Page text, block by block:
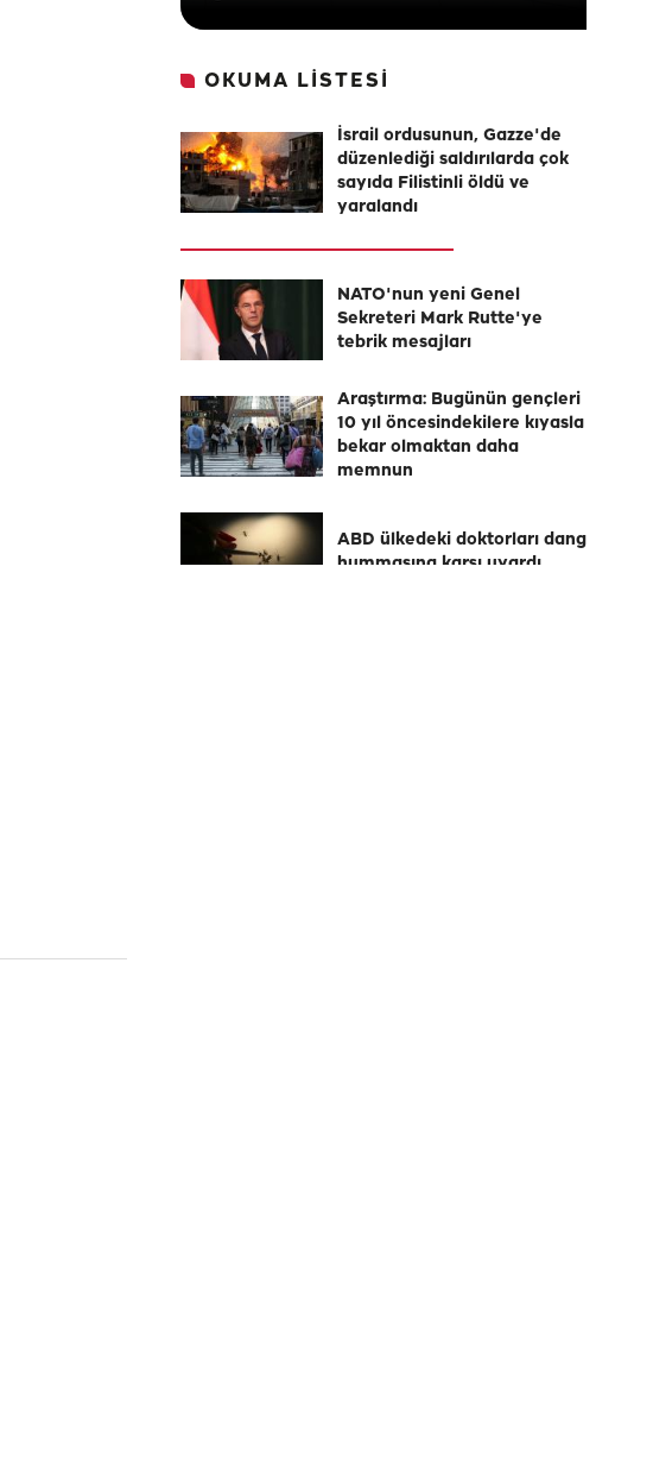
OKUMA LİSTESİ
İsrail ordusunun, Gazze'de
düzenlediği saldırılarda çok
sayıda Filistinli öldü ve
yaralandı
NATO'nun yeni Genel
Sekreteri Mark Rutte'ye
tebrik mesajları
Araştırma: Bugünün gençleri
10 yıl öncesindekilere kıyasla
bekar olmaktan daha
memnun
ABD ülkedeki doktorları dang
hummasına karşı uyardı